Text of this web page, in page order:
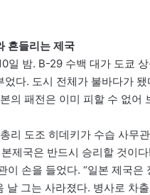
흔들리는 제국
일 밤. B-29 수백 대가 도쿄
었다. 도시 전체가 불바다가
의 패전은 이미 피할 수 없어
리 도조 히데키가 수습 사무
제국은 반드시 승리할 것이
이 손을 들었다. “일본 제국은
날 그는 사라졌다. 병사로 차